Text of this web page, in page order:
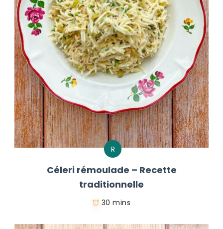
R
Céleri rémoulade – Recette
traditionnelle
30 mins